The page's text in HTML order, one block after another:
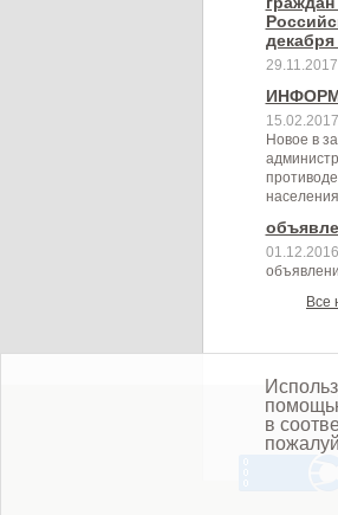
декабря
29.11.2017
15.02.2017
Новое в
01.12.2016
Все
в